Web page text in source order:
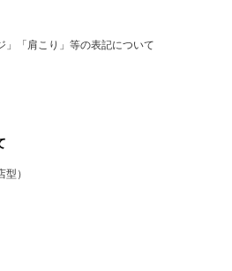
」「肩こり」等の表記について
）